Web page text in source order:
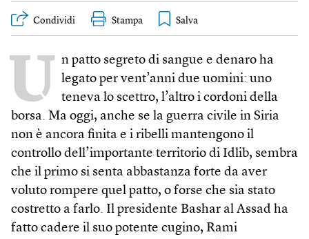
Condividi Stampa
U n patto segreto di sangue e denaro ha
legato per vent’anni due uomini: uno
teneva lo scettro, l’altro i cordoni della
borsa. Ma oggi, anche se la guerra civile in Siria
non è ancora finita e i ribelli mantengono il
controllo dell’importante territorio di Idlib, sembra
che il primo si senta abbastanza forte da aver
voluto rompere quel patto, o forse che sia stato
costretto a farlo. Il presidente Bashar al Assad ha
fatto cadere il suo potente cugino, Rami